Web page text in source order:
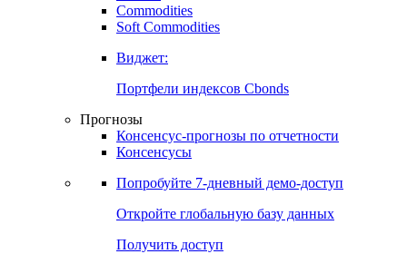
Commodities
Золото
Бензин
Soft Commodities
Виджет:
Портфели индексов Cbonds
Прогнозы
Консенсусы
Попробуйте7-дневный